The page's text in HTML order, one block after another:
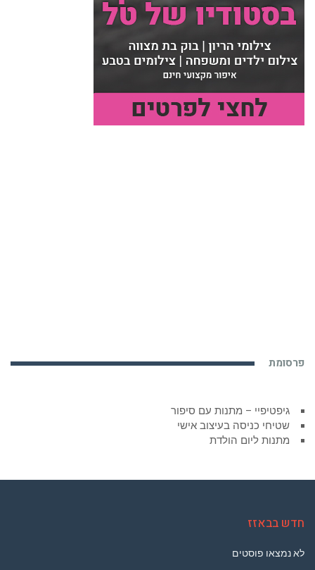
פרסומת
גיפטיפיי – מתנות עם סיפור
שטיחי כניסה בעיצוב אישי
מתנות ליום הולדת
חדש בבאזז
לא נמצאו פוסטים